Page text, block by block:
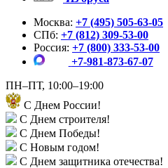
Москва: +7 (495) 505-63-05
СПб: +7 (812) 309-53-00
Россия: +7 (800) 333-53-00
+7-981-873-67-07
ПН–ПТ, 10:00–19:00
С Днем России!
С Днем строителя!
С Днем Победы!
С Новым годом!
С Днем защитника отечества!